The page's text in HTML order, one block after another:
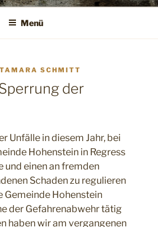
Menü
TAMARA SCHMITT
der
Unfälle in diesem Jahr, bei
Hohenstein in Regress
und einen an fremden
Schaden zu regulieren
Gemeinde Hohenstein
der Gefahrenabwehr tätig
haben wir am vergangenen